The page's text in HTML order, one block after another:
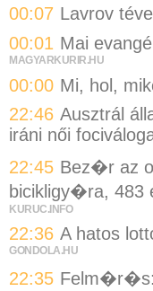
00:07 Lavrov
00:01 Mai
MAGYARKURIR.HU
00:00 Mi, hol,
22:46 Ausztrál
iráni női
22:45 Bez�r az
bicikligy�ra, 483
KURUC.INFO
22:36 A hatos
GONDOLA.HU
22:35 Felm�r�s: